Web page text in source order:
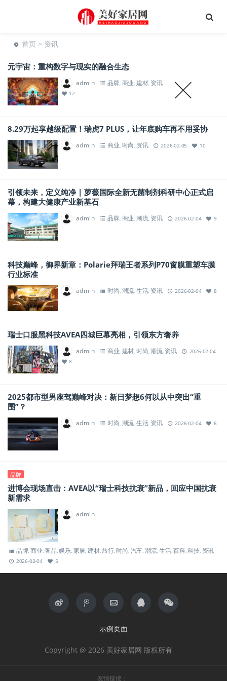
首页 > 资讯
元宇宙：重构数字与现实的融合生态
admin 品牌, 商业, 建材, 资讯
2026-02-10
12
8.29万起享越级配置！瑞虎7 PLUS，让年底购车再不用妥协
admin 商业 时尚 资讯 2026-02-05 10
引领未来，定义纯净 | 萝薇国际全新无菌制剂科研中心正式启
幕，构建大健康产业新基石
admin 品牌, 商业, 潮流, 资讯 2026-02-04 9
科技巅峰，御界新章：Polarie拜瑞王者系列P70窗膜重塑车膜
行业标准
admin 时尚 潮流 生活, 资讯 2026-02-04 8
瑞士口服黑科技AVEA四城巨幕亮相，引领东方奢养
admin 商业 建材 时尚 潮流, 资讯
2026-02-04
8
2025都市型男座驾巅峰对决：新日梦想6何以从中突出“重
围”？
admin 时尚 潮流 生活, 资讯 2026-02-04 6
品牌
进博会现场直击：AVEA以“瑞士科技抗衰”新品，回应中国抗衰
新需求
admin
品牌,商业,奢品,娱乐, 家居, 建材,旅行,时尚, 汽车, 潮流, 生活,百科,科技, 资讯
2026-02-04 5
示例页面
Copyright @ 2026 美好家居网 版权所有
友情链接：